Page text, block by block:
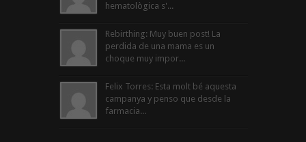
hematològica s'...
Rebirthing: Muy buen post! La
perdida de una mama es un
choque muy impor...
Felix Torres: Esta molt bé aquesta
campanya y penso que desde la
farmacia...